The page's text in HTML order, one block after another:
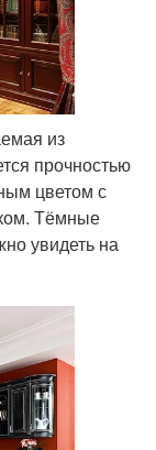
из
прочностью
цветом с
Тёмные
увидеть на